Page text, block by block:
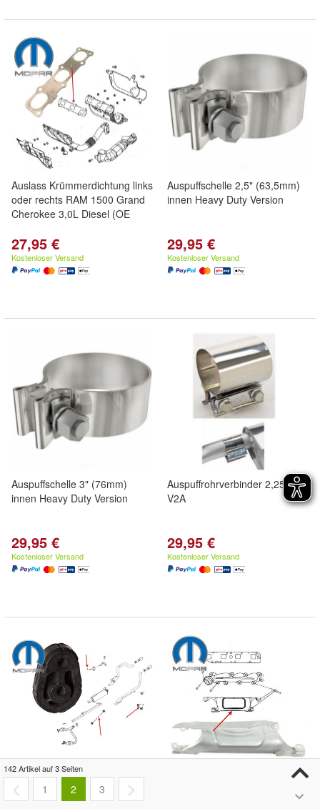
Auslass Krümmerdichtung links
oder rechts RAM 1500 Grand
Cherokee 3,0L Diesel (OE
27,95 €
Kostenloser Versand
Auspuffschelle 2,5" (63,5mm)
innen Heavy Duty Version
29,95 €
Kostenloser Versand
Auspuffschelle 3" (76mm)
innen Heavy Duty Version
29,95 €
Kostenloser Versand
Auspuffrohrverbinder 2,25"
V2A
29,95 €
Kostenloser Versand
Auspuffgummi Dodge RAM 02-
25 (vorne) Stück (Gen.4)
Hitzeschild rechts oder links
(Krümmer) RAM 1500 Bj:09-25
142 Artikel auf 3 Seiten
1 2 3